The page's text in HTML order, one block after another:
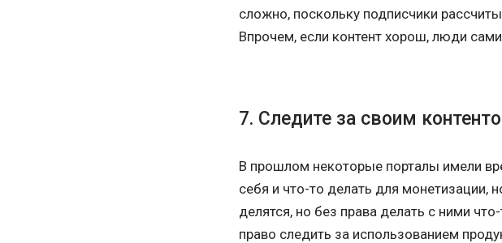
сложно, поскольку подписчики
Впрочем, если контент хорош, люди
7. Следите за своим
В прошлом некоторые порталы имели
себя и что-то делать для монетизации,
делятся, но без права делать с ними
право следить за использованием